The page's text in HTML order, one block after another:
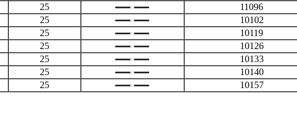
25 11096
25 10102
25 10119
25 10126
25 10133
25 10140
25 10157